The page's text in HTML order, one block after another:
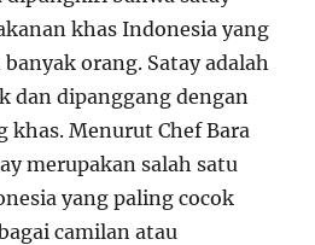
khas Indonesia yang
orang. Satay adalah
dan dipanggang dengan
khas. Menurut Chef Bara
merupakan salah satu
yang paling cocok
camilan atau